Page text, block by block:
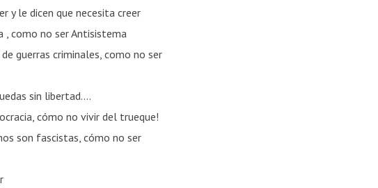
y le dicen que necesita creer
, como no ser Antisistema
guerras criminales, como no ser
sin libertad….
cómo no vivir del trueque!
son fascistas, cómo no ser